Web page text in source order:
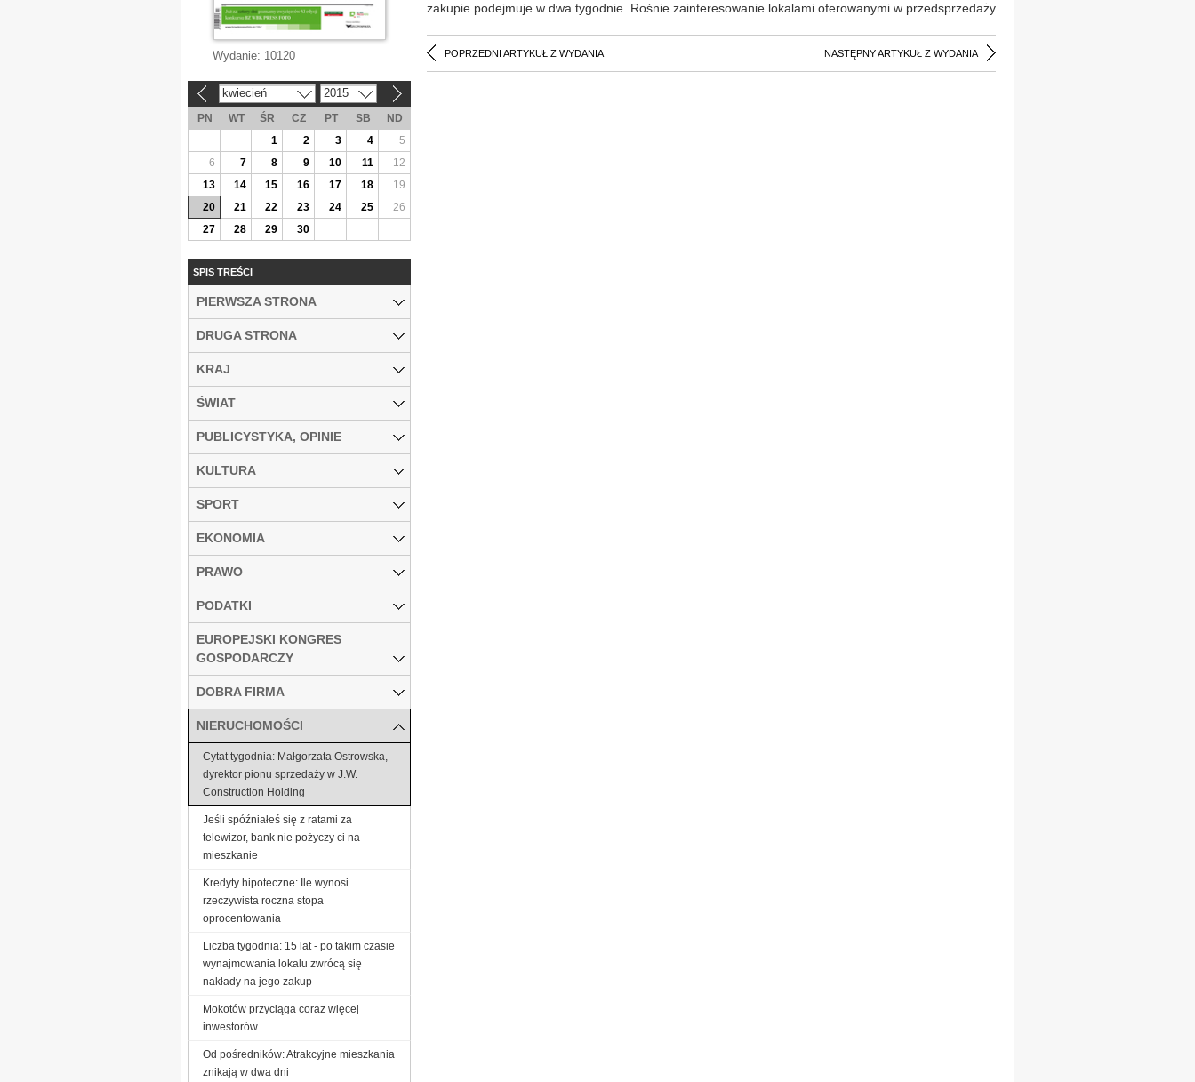
zakupie podejmuje w dwa tygodnie. Rośnie zainteresowanie lokalami oferowanymi w przedsprzedaży
POPRZEDNI ARTYKUŁ Z WYDANIA NASTĘPNY ARTYKUŁ Z WYDANIA
Wydanie: 10120
kwiecień 2015
PN WT ŚR CZ PT SB
ND
1
2 3 4
5
6
7 8 9 10 11
12
13
14 15 16 17 18
19
20
21 22 23 24 25
26
27
28 29 30
SPIS TREŚCI
PIERWSZA STRONA
DRUGA STRONA
KRAJ
ŚWIAT
PUBLICYSTYKA, OPINIE
KULTURA
SPORT
EKONOMIA
PRAWO
PODATKI
EUROPEJSKI KONGRES
GOSPODARCZY
DOBRA FIRMA
NIERUCHOMOŚCI
Cytat tygodnia: Małgorzata Ostrowska,
dyrektor pionu sprzedaży w J.W.
Construction Holding
Jeśli spóźniałeś się z ratami za
telewizor, bank nie pożyczy ci na
mieszkanie
Kredyty hipoteczne: Ile wynosi
rzeczywista roczna stopa
oprocentowania
Liczba tygodnia: 15 lat - po takim czasie
wynajmowania lokalu zwrócą się
nakłady na jego zakup
Mokotów przyciąga coraz więcej
inwestorów
Od pośredników: Atrakcyjne mieszkania
znikają w dwa dni